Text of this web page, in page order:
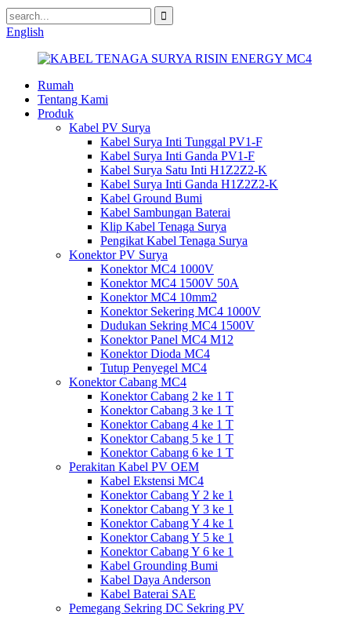
English
Rumah
Tentang Kami
Produk
Kabel PV Surya
Kabel Surya Inti Tunggal PV1-F
Kabel Surya Inti Ganda PV1-F
Kabel Surya Satu Inti H1Z2Z2-K
Kabel Surya Inti Ganda H1Z2Z2-K
Kabel Ground Bumi
Kabel Sambungan Baterai
Klip Kabel Tenaga Surya
Pengikat Kabel Tenaga Surya
Konektor PV Surya
Konektor MC4 1000V
Konektor MC4 1500V 50A
Konektor MC4 10mm2
Konektor Sekering MC4 1000V
Dudukan Sekring MC4 1500V
Konektor Panel MC4 M12
Konektor Dioda MC4
Tutup Penyegel MC4
Konektor Cabang MC4
Konektor Cabang 2 ke 1 T
Konektor Cabang 3 ke 1 T
Konektor Cabang 4 ke 1 T
Konektor Cabang 5 ke 1 T
Konektor Cabang 6 ke 1 T
Perakitan Kabel PV OEM
Kabel Ekstensi MC4
Konektor Cabang Y 2 ke 1
Konektor Cabang Y 3 ke 1
Konektor Cabang Y 4 ke 1
Konektor Cabang Y 5 ke 1
Konektor Cabang Y 6 ke 1
Kabel Grounding Bumi
Kabel Daya Anderson
Kabel Baterai SAE
Pemegang Sekring DC Sekring PV